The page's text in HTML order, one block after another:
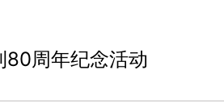
80周年纪念活动